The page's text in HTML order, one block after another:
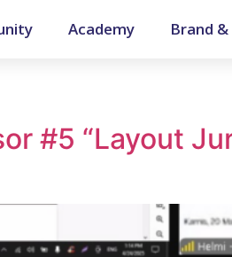
Academy Brand
#5 “Layout